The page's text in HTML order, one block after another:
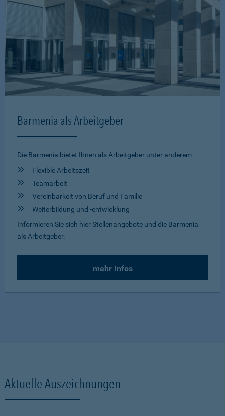
Barmenia als Arbeitgeber
Die Barmenia bietet Ihnen als Arbeitgeber unter anderem
Flexible Arbeitszeit
Teamarbeit
Vereinbarkeit von Beruf und Familie
Weiterbildung und -entwicklung
Informieren Sie sich hier Stellenangebote und die Barmenia
als Arbeitgeber.
mehr Infos
Aktuelle Auszeichnungen